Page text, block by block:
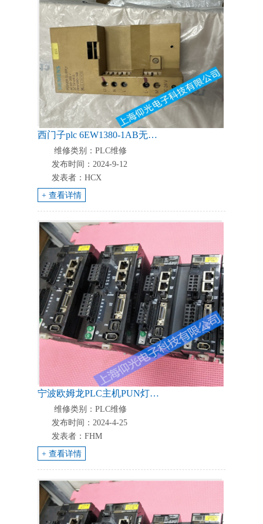
西门子plc 6EW1380-1AB无法正常工作故障维修服务中心
维修类别：PLC维修
发布时间：2024-9-12
发表者：HCX
+ 查看详情
宁波欧姆龙PLC主机PUN灯不亮输入点没显示故障维修办法-上海仰光
维修类别：PLC维修
发布时间：2024-4-25
发表者：FHM
+ 查看详情